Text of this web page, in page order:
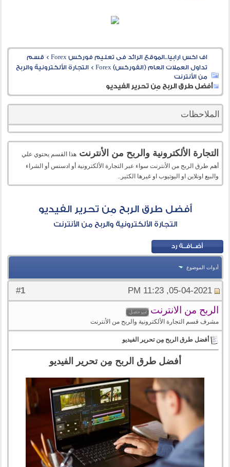
اف اكس ارابيا..الموقع الرائد فى تعليم فوركس Forex > قسم
تداول العملات العام (الفوركس) Forex
>التجارة الألكترونية والربح
من الأنترنت
أفضل طرق الربح مِن تحرير الفيديو
الملاحظات
التجارة الألكترونية والربح من الأنترنت هذا القسم يحتوي علي
أهم طرق الربح من الأنترنت سواء عبر التجارة الألكترونية أو ادسنس أو الشراء
والبيع اونلاين او اليوتيوب او غيرها الكثير..
أفضل طرق الربح مِن تحرير الفيديو
التجارة الألكترونية والربح من الأنترنت
أدوات الموضوع
#
1 05-04-2021, 11:23 PM
الربح من الانترنت
مشرف قسم التجارة الألكترونية والربح من الأنترنت
أفضل طرق الربح مِن تحرير الفيديو
أفضل طرق الربح مِن تحرير الفيديو